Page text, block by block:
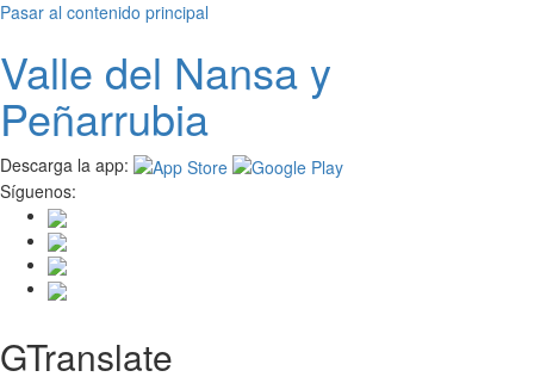
Pasar al contenido principal
Valle del Nansay
Peñarrubia
Descarga la app:
Síguenos:
GTranslate